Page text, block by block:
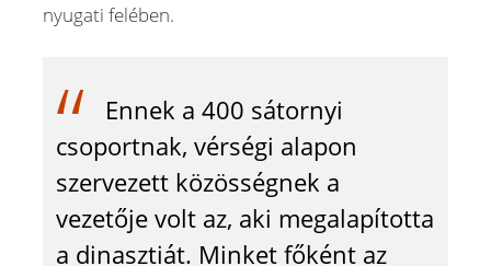
nyugati felében.
Ennek a 400 sátornyi
csoportnak, vérségi alapon
szervezett közösségnek a
vezetője volt az, aki megalapította
a dinasztiát. Minket főként az